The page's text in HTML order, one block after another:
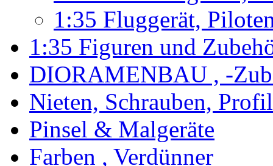
1:35 Fluggerät,
1:35 Figuren und
DIORAMENBAU , -
Nieten, Schrauben,
Pinsel & Malgeräte
Farben , Verdünner